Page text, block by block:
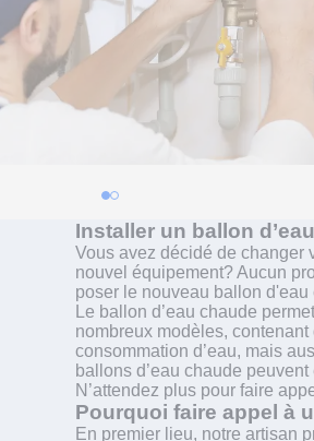
Installer un ballon
Vous avez décidé de changer
nouvel équipement? Aucun
poser le nouveau ballon d'eau
Le ballon d’eau chaude
nombreux modèles,
consommation d’eau, mais
ballons d’eau chaude
N’attendez plus pour faire
Pourquoi faire appel à
En premier lieu, notre artisan